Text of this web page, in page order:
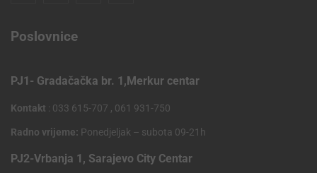
Poslovnice
PJ1- Gradačačka br. 1,Merkur centar
Kontakt : 033 615-707 , 061 931-750
Radno vrijeme: Ponedjeljak – subota 09-21h
PJ2-Vrbanja 1, Sarajevo City Centar